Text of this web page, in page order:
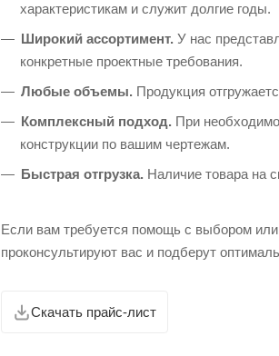
характеристикам и служит долгие годы.
Широкий ассортимент. У нас
конкретные проектные требования.
Любые объемы. Продукция
Комплексный подход. При
конструкции по вашим чертежам.
Быстрая отгрузка. Наличие товара на
Если вам требуется помощь с выбором
проконсультируют вас и подберут
Скачать прайс-лист